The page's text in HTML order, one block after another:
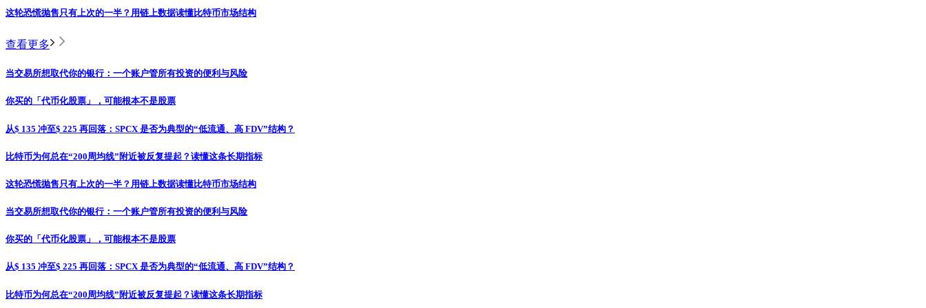
这轮恐慌抛售只有上次的一半？用链上数据读懂比特币市场结构
查看更多
当交易所想取代你的银行：一个账户管所有投资的便利与风险
你买的「代币化股票」，可能根本不是股票
从$ 135 冲至$ 225 再回落：SPCX 是否为典型的“低流通、高 FDV”结构？
比特币为何总在“200周均线”附近被反复提起？读懂这条长期指标
这轮恐慌抛售只有上次的一半？用链上数据读懂比特币市场结构
当交易所想取代你的银行：一个账户管所有投资的便利与风险
你买的「代币化股票」，可能根本不是股票
从$ 135 冲至$ 225 再回落：SPCX 是否为典型的“低流通、高 FDV”结构？
比特币为何总在“200周均线”附近被反复提起？读懂这条长期指标